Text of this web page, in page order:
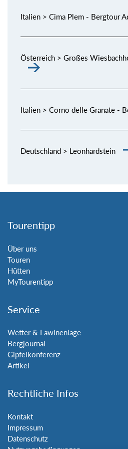
Italien > Cima Plem - Bergtour
Österreich > Großes
Italien > Corno delle Granate -
Deutschland > Leonhardstein
Tourentipp
Über uns
Touren
Hütten
MyTourentipp
Service
Wetter & Lawinenlage
Bergjournal
Gipfelkonferenz
Artikel
Rechtliche Infos
Kontakt
Impressum
Datenschutz